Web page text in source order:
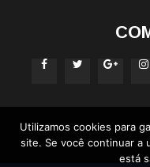
Utilizamos cookies para
site. Se você continuar a
está